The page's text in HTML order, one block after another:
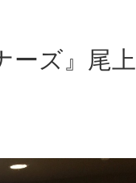
ーズ』尾上